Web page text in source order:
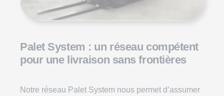
Palet System : un réseau compétent
pour une livraison sans frontières
Notre réseau Palet System nous permet d’assumer